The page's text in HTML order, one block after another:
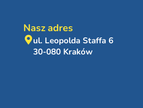
Nasz adres
ul. Leopolda Staffa 6
30-080 Kraków